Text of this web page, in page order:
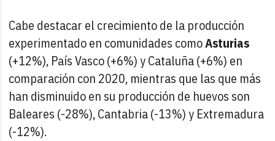
Cabe destacar el crecimiento de la producción
experimentado en comunidades comoAsturias
(+12%), País Vasco (+6%) y Cataluña (+6%) en
comparación con 2020, mientras que las que más
han disminuido en su producción de huevos son
Baleares (-28%), Cantabria (-13%) y Extremadura
(-12%).